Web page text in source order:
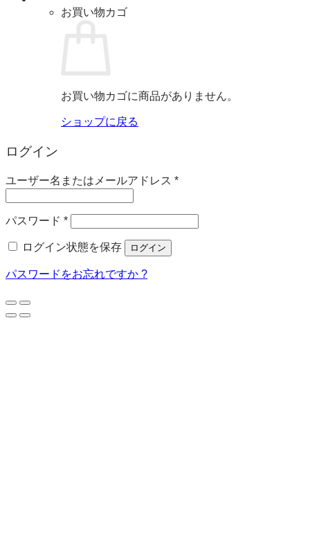
お買い物カゴ
お買い物カゴに商品がありません。
ショップに戻る
ログイン
ユーザー名またはメールアドレス *必
パスワード *必
ログイン状態を保存
ログイン
パスワードをお忘れですか ?